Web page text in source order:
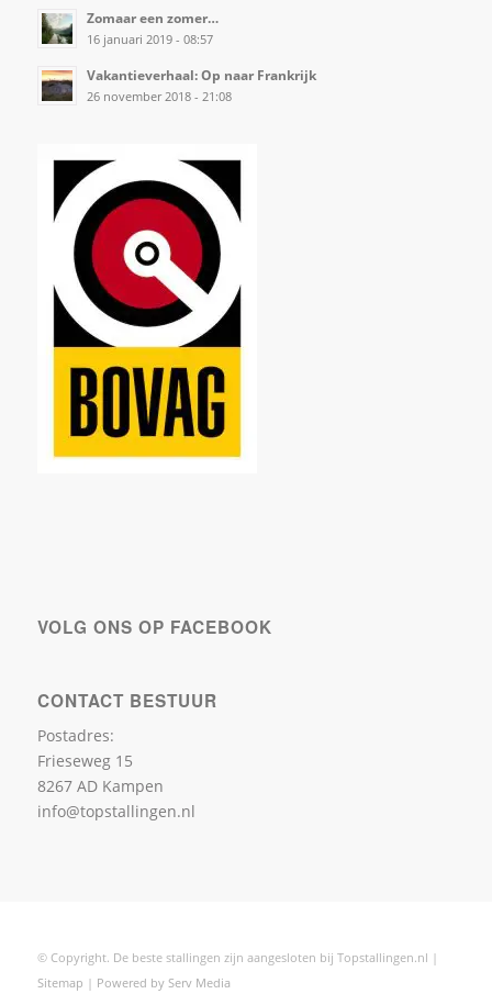
Zomaar een zomer…
16 januari 2019 - 08:57
Vakantieverhaal: Op naar Frankrijk
26 november 2018 - 21:08
VOLG ONS OP FACEBOOK
CONTACT BESTUUR
Postadres:
Frieseweg 15
8267 AD Kampen
info@topstallingen.nl
© Copyright. De beste stallingen zijn aangesloten bij Topstallingen.nl |
Sitemap | Powered by Serv Media